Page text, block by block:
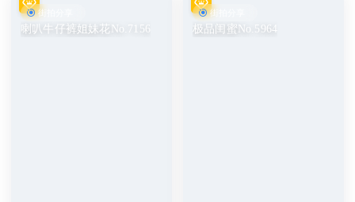
街拍分享
喇叭牛仔裤姐妹花No.7156
街拍分享
极品闺蜜No.5964